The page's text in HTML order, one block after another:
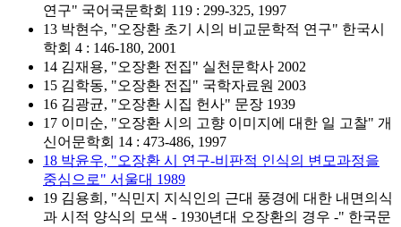
연구" 국어국문학회 119 : 299-325, 1997
13 박현수, "오장환 초기 시의 비교문학적 연구" 한국시
학회 4 : 146-180, 2001
14 김재용, "오장환 전집" 실천문학사 2002
15 김학동, "오장환 전집" 국학자료원 2003
16 김광균, "오장환 시집 헌사" 문장 1939
17 이미순, "오장환 시의 고향 이미지에 대한 일 고찰" 개
신어문학회 14 : 473-486, 1997
18 박윤우, "오장환 시 연구-비판적 인식의 변모과정을
중심으로" 서울대 1989
19 김용희, "식민지 지식인의 근대 풍경에 대한 내면의식
과 시적 양식의 모색 - 1930년대 오장환의 경우 -" 한국문